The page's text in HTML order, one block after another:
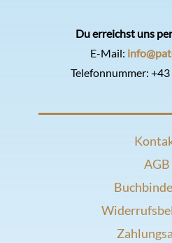
Du erreichst uns
E-Mail:
Telefonnummer: +43
AGB